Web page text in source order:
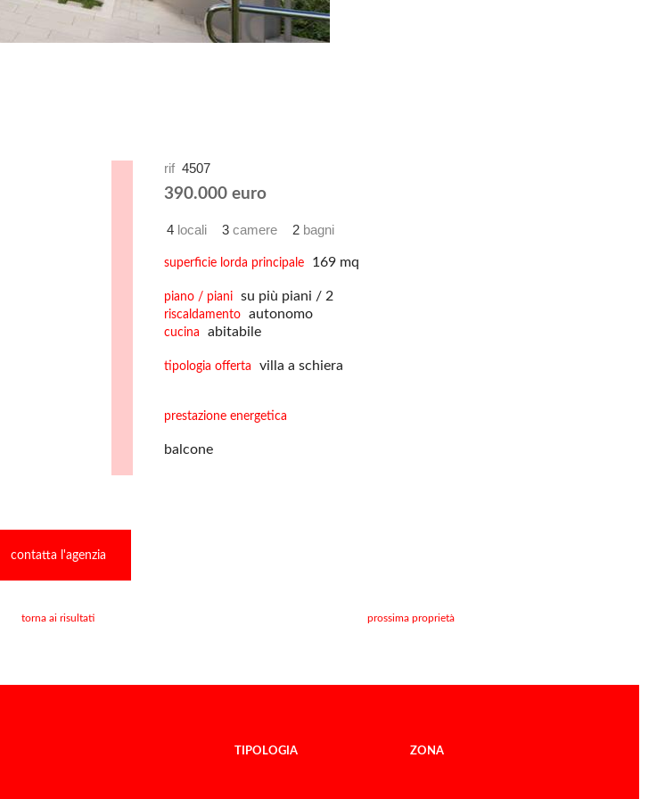
rif 4507
390.000 euro
4 locali 3 camere 2 bagni
superficie lorda principale 169 mq
piano / piani su più piani / 2
riscaldamento autonomo
cucina abitabile
tipologia offerta villa a schiera
prestazione energetica
balcone
contatta l'agenzia
torna ai risultati prossima proprietà
TIPOLOGIA ZONA